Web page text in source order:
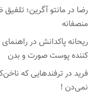
رضا درمانتو آگرین؛
منصفانه
ریحانه پاکدانشدر
کننده پوست صورت و بدن
فریددرترفندهایی که
نمی‌دن !